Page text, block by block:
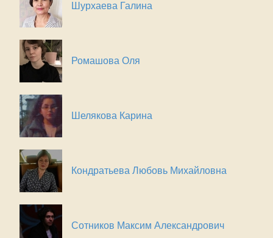
Шурхаева Галина
Ромашова Оля
Шелякова Карина
Кондратьева Любовь Михайловна
Сотников Максим Александрович